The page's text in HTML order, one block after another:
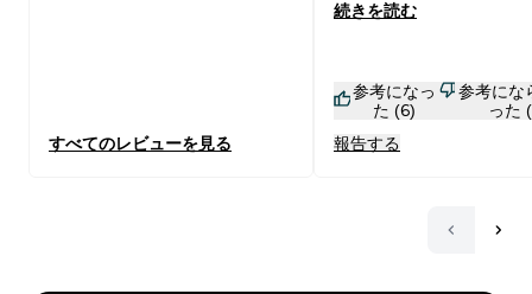
すべてのレビューを見る
て1日のご褒美にすること
っていきます。バランス
イエットする時にはなく
る存在です。
続きを読む
参考になっ
た (6)
参考にな
った
報告する